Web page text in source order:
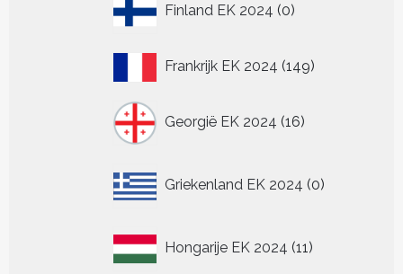
Finland EK 2024 0
producten
Frankrijk EK 2024 149149
Georgië EK 2024 16
producten
Griekenland EK 2024 0
producten
Hongarije EK 2024 11
producten